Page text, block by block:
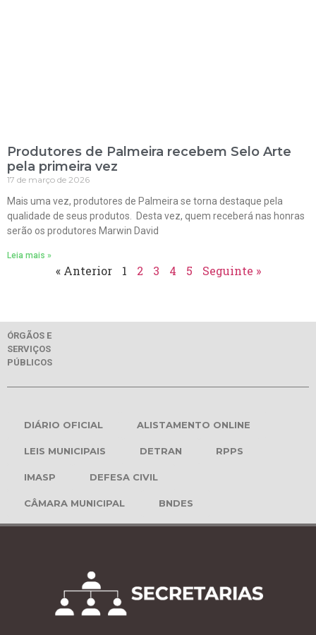
Produtores de Palmeira recebem Selo Arte
pela primeira vez
17 de março de 2026
Mais uma vez, produtores de Palmeira se torna destaque pela
qualidade de seus produtos. Desta vez, quem receberá nas honras
serão os produtores Marwin David
Leia mais »
« Anterior 1 2 3 4 5 Seguinte »
ÓRGÃOS E
SERVIÇOS
PÚBLICOS
DIÁRIO OFICIAL ALISTAMENTO ONLINE
LEIS MUNICIPAIS DETRAN RPPS
IMASP DEFESA CIVIL
CÂMARA MUNICIPAL BNDES